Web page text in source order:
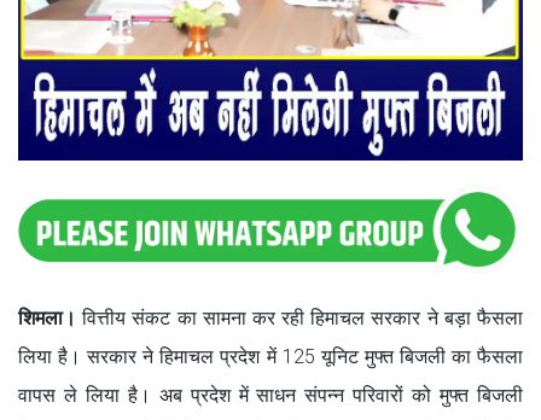
शिमला। वित्तीय संकट का सामना कर रही हिमाचल सरकार ने बड़ा फैसला
लिया है। सरकार ने हिमाचल प्रदेश में 125 यूनिट मुफ्त बिजली का फैसला
वापस ले लिया है। अब प्रदेश में साधन संपन्न परिवारों को मुफ्त बिजली